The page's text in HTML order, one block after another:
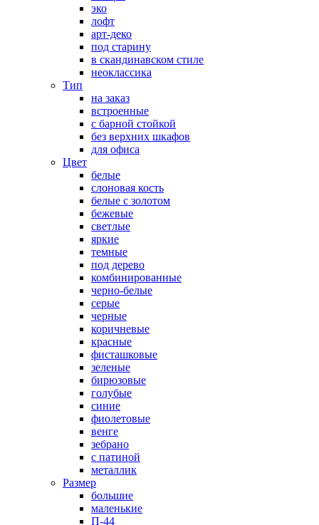
эко
лофт
арт-деко
под старину
в скандинавском стиле
неоклассика
Тип
на заказ
встроенные
с барной стойкой
без верхних шкафов
для офиса
Цвет
белые
слоновая кость
белые с золотом
бежевые
светлые
яркие
темные
под дерево
комбинированные
черно-белые
серые
черные
коричневые
красные
фисташковые
зеленые
бирюзовые
голубые
синие
фиолетовые
венге
зебрано
с патиной
металлик
Размер
большие
маленькие
П-44